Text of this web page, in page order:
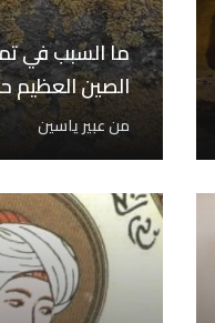
ما السبب في
الصين العظيم
منعبير ياسين